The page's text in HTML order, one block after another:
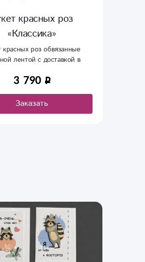
красных роз
«Классика»
красных роз обвязанные
лентой с доставкой в
течении часа.
3 790
Заказать